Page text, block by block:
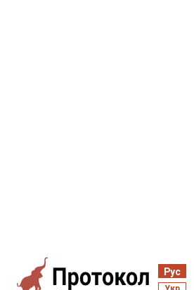
Рус